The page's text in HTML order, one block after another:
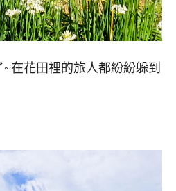
在花田裡的旅人都紛紛躲到